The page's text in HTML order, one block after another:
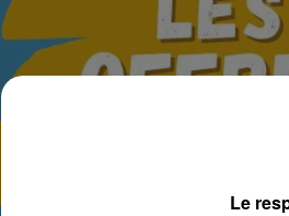
Le